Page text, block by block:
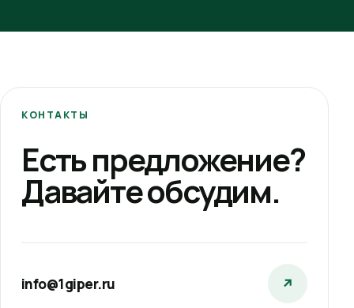
КОНТАКТЫ
Есть предложение?
Давайте обсудим.
info@1giper.ru ↗